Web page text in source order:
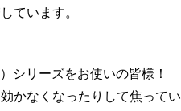
ています。
シリーズをお使いの皆様！
かなくなったりして焦ってい